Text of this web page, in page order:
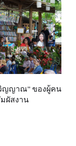
ญญาณ” ของผู้คน
ผัสงาน